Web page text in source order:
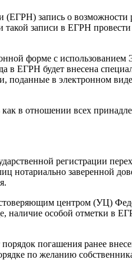
запись о возможности
записи в ЕГРН
форме с
в ЕГРН будет внесена
поданные в электронном
в отношении всех
регистрации
нотариально заверенной
центром (УЦ)
наличие особой отметки в
погашения ранее
по желанию